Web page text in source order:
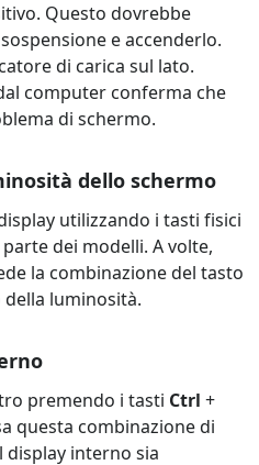
Questo dovrebbe
e accenderlo.
di carica sul lato.
computer conferma che
di schermo.
dello schermo
utilizzando i tasti fisici
dei modelli. A volte,
la combinazione del tasto
luminosità.
premendo i tasti Ctrl +
questa combinazione di
interno sia